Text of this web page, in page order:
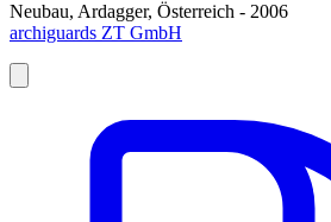
Neubau, Ardagger, Österreich - 2006
archiguards ZT GmbH